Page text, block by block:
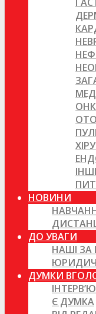
НОВИНИ
ДО УВАГИ
НАШІ
ДУМКИ
ІНТЕРВ’Ю
Є ДУМКА